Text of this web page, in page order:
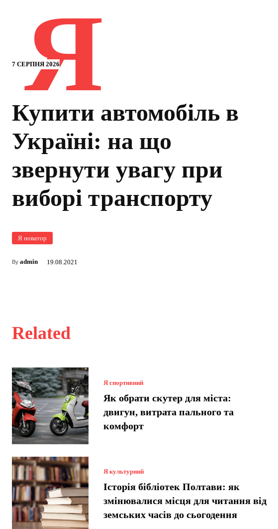
7 СЕРПНЯ 2026
Я
Купити автомобіль в
Україні: на що
звернути увагу при
виборі транспорту
Я новатор
By admin 19.08.2021
Related
Я спортивний
Як обрати скутер для міста:
двигун, витрата пального та
комфорт
Я культурний
Історія бібліотек Полтави: як
змінювалися місця для читання від
земських часів до сьогодення